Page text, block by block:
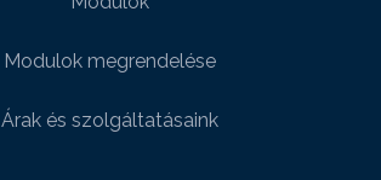
Modulok megrendelése
Árak és szolgáltatásaink